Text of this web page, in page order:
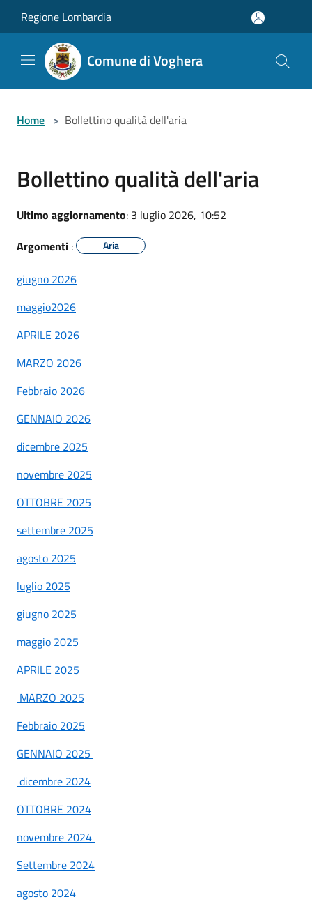
Regione Lombardia
Comune di Voghera
Home > Bollettino qualità dell'aria
Bollettino qualità dell'aria
Ultimo aggiornamento: 3 luglio 2026, 10:52
Argomenti : Aria
giugno 2026
maggio2026
APRILE 2026
MARZO 2026
Febbraio 2026
GENNAIO 2026
dicembre 2025
novembre 2025
OTTOBRE 2025
settembre 2025
agosto 2025
luglio 2025
giugno 2025
maggio 2025
APRILE 2025
MARZO 2025
Febbraio 2025
GENNAIO 2025
dicembre 2024
OTTOBRE 2024
novembre 2024
Settembre 2024
agosto 2024